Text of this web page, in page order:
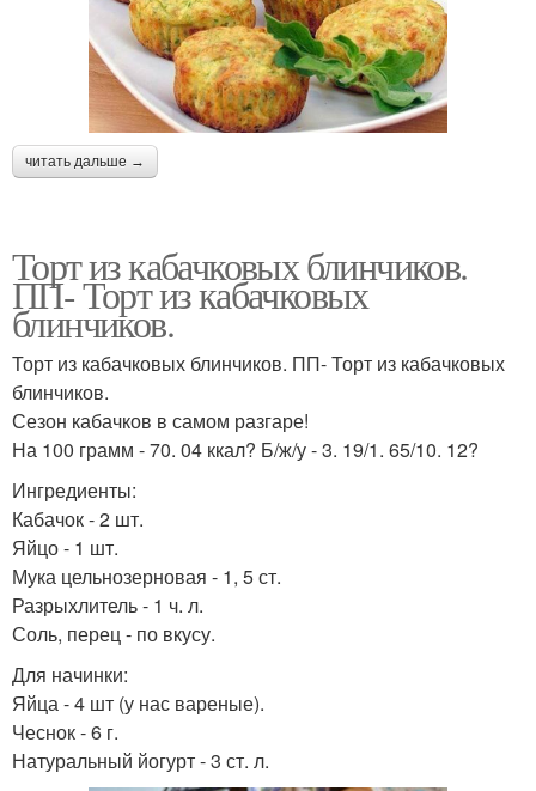
читать дальше →
Торт из кабачковых блинчиков.
ПП- Торт из кабачковых
блинчиков.
Торт из кабачковых блинчиков. ПП- Торт из кабачковых
блинчиков.
Сезон кабачков в самом разгаре!
На 100 грамм - 70. 04 ккал? Б/ж/у - 3. 19/1. 65/10. 12?
Ингредиенты:
Кабачок - 2 шт.
Яйцо - 1 шт.
Мука цельнозерновая - 1, 5 ст.
Разрыхлитель - 1 ч. л.
Соль, перец - по вкусу.
Для начинки:
Яйца - 4 шт (у нас вареные).
Чеснок - 6 г.
Натуральный йогурт - 3 ст. л.